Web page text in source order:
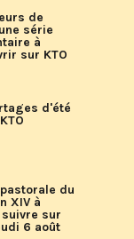
de
série
à
sur KTO
d'été
du
XIV à
sur
6 août